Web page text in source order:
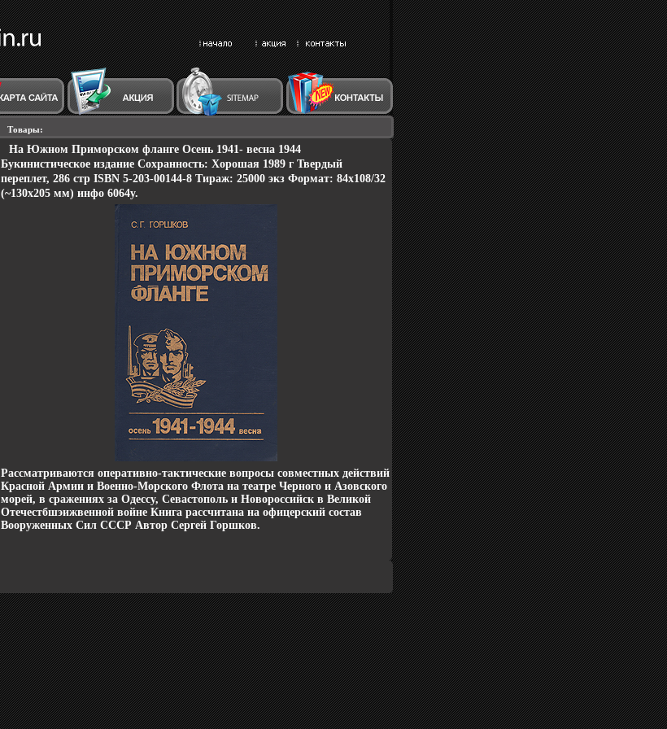
Товары:
На Южном Приморском фланге Осень 1941- весна 1944
Букинистическое издание Сохранность: Хорошая 1989 г Твердый
переплет, 286 стр ISBN 5-203-00144-8 Тираж: 25000 экз Формат: 84x108/32
(~130х205 мм) инфо 6064y.
Рассматриваются оперативно-тактические вопросы совместных действий
Красной Армии и Военно-Морского Флота на театре Черного и Азовского
морей, в сражениях за Одессу, Севастополь и Новороссийск в Великой
Отечестбшэижвенной войне Книга рассчитана на офицерский состав
Вооруженных Сил СССР Автор Сергей Горшков.